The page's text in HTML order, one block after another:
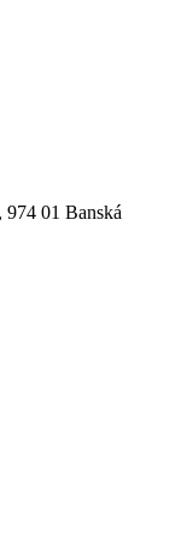
974 01 Banská